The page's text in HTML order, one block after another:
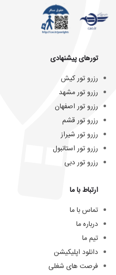
تورهای پیشنهادی
رزرو تور کیش
رزرو تور مشهد
رزرو تور اصفهان
رزرو تور قشم
رزرو تور شیراز
رزرو تور استانبول
رزرو تور دبی
ارتباط با ما
تماس با ما
درباره ما
تیم ما
دانلود اپلیکیشن
فرصت های شغلی